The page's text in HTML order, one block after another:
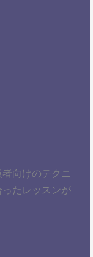
向けのテクニ
たレッスンが